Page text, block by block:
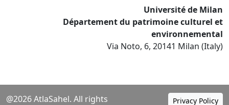
Université de Milan
Département du patrimoine culturel et
environnemental
Via Noto, 6, 20141 Milan (Italy)
@2026 AtlaSahel. All rights Privacy Policy